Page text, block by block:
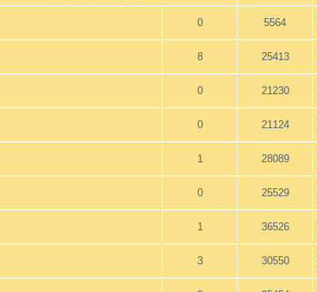
0 5564
8 25413
0 21230
0 21124
1 28089
0 25529
1 36526
3 30550